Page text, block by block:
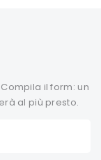
il form: un
al più presto.